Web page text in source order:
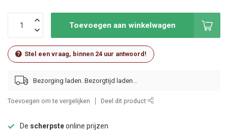
Toevoegen aan winkelwagen
Stel een vraag, binnen 24 uur antwoord!
Bezorging laden..
Toevoegen om te vergelijken Deel dit product
De scherpsteonline prijzen